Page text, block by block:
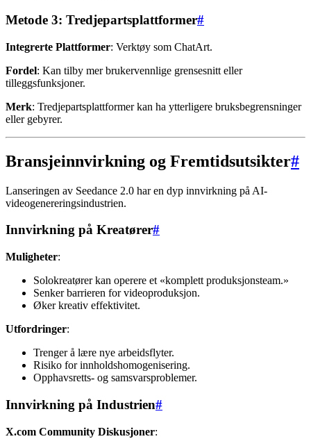
Metode 3: Tredjepartsplattformer#
Integrerte Plattformer: Verktøy som ChatArt.
Fordel: Kan tilby mer brukervennlige grensesnitt eller
tilleggsfunksjoner.
Merk: Tredjepartsplattformer kan ha ytterligere bruksbegrensninger
eller gebyrer.
Bransjeinnvirkning og Fremtidsutsikter#
Lanseringen av Seedance 2.0 har en dyp innvirkning på AI-
videogenereringsindustrien.
Innvirkning på Kreatører#
Muligheter:
Solokreatører kan operere et «komplett produksjonsteam.»
Senker barrieren for videoproduksjon.
Øker kreativ effektivitet.
Utfordringer:
Trenger å lære nye arbeidsflyter.
Risiko for innholdshomogenisering.
Opphavsretts- og samsvarsproblemer.
Innvirkning på Industrien#
X.com Community Diskusjoner: